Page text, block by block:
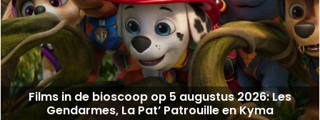
Films in de bioscoop op 5 augustus 2026: Les
Gendarmes, La Pat’ Patrouille en Kyma